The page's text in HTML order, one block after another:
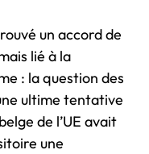
un accord de
lié à la
: la question des
ultime tentative
de l’UE avait
une